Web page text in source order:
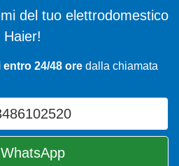
del tuo elettrodomestico
Haier!
entro 24/48 ore dalla chiamata
WhatsApp